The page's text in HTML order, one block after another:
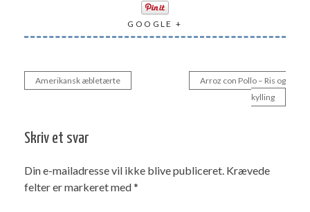
GOOGLE +
Indlægsnavigation
Amerikansk æbletærte
Arroz con Pollo – Ris og
kylling
Skriv et svar
Din e-mailadresse vil ikke blive publiceret. Krævede
felter er markeret med*